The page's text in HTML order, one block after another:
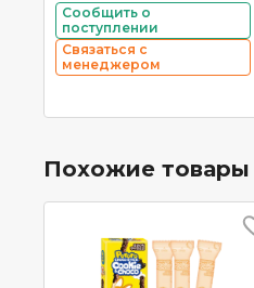
Сообщить о
поступлении
Связаться с
менеджером
Похожие товары